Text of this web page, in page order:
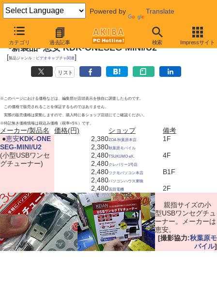
Powered by Translate
カテゴリ 過去記事 検索 Impressサイト
2011年4月23日号
-新製品- 恵安 KDK-ONESEG-MINI/U2
[製品ジャンル： ビデオキャプチャ関連]
リスト
※このページにおける価格などは、編集部が店頭表示を独自に調査したものです。
この価格で販売されることを保証するものではありません。
実際の販売価格は変動しますので、購入時に各ショップ店頭にてご確認ください。
※特記無き価格情報は税込み価格（税率=5％）です。
メーカー/製品名 価格(円) ショップ
備考
●恵安KDK-ONE
SEG-MINI/U2
(小型USBワンセ
グチューナー)
2,380ZOA 秋葉原本店
1F
2,380秋葉原モバイル
2,480TSUKUMO eX.
4F
2,480クレバリー1号店
2,480ツクモパソコン本店
B1F
2,480パソコンハウス東映
2,480浜田電機 2F
親指サイズの小
型USBワンセグチュ
ーナー。メーカーは
恵安。
[撮影協力:秋葉原モ
バイル]